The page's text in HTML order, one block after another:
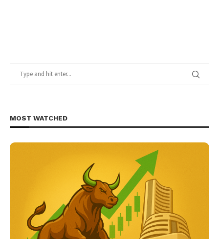
MOST WATCHED